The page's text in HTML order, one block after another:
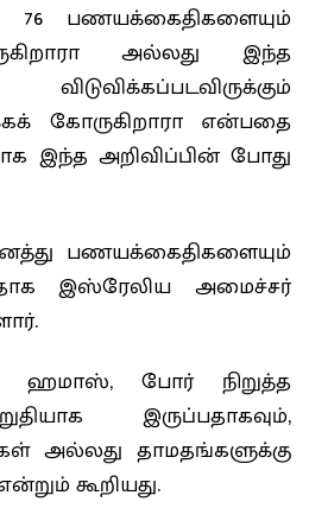
76 பணயக்கைதிகளையும்
அல்லது இந்த
கோருகிறாரா என்பதை
இந்த அறிவிப்பின் போது
பணயக்கைதிகளையும்
இஸ்ரேலிய அமைச்சர்
ஹமாஸ், போர் நிறுத்த
இருப்பதாகவும்,
அல்லது தாமதங்களுக்கு
கூறியது.